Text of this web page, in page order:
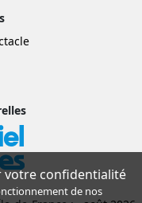
votre confidentialité
de nos